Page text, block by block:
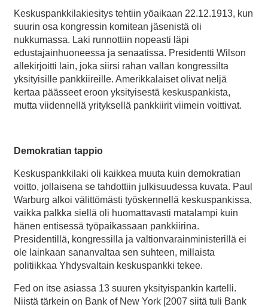
Keskuspankkilakiesitys tehtiin yöaikaan 22.12.1913, kun
suurin osa kongressin komitean jäsenistä oli
nukkumassa. Laki runnottiin nopeasti läpi
edustajainhuoneessa ja senaatissa. Presidentti Wilson
allekirjoitti lain, joka siirsi rahan vallan kongressilta
yksityisille pankkiireille. Amerikkalaiset olivat neljä
kertaa päässeet eroon yksityisestä keskuspankista,
mutta viidennellä yrityksellä pankkiirit viimein voittivat.
Demokratian tappio
Keskuspankkilaki oli kaikkea muuta kuin demokratian
voitto, jollaisena se tahdottiin julkisuudessa kuvata. Paul
Warburg alkoi välittömästi työskennellä keskuspankissa,
vaikka palkka siellä oli huomattavasti matalampi kuin
hänen entisessä työpaikassaan pankkiirina.
Presidentillä, kongressilla ja valtionvarainministerillä ei
ole lainkaan sananvaltaa sen suhteen, millaista
politiikkaa Yhdysvaltain keskuspankki tekee.
Fed on itse asiassa 13 suuren yksityispankin kartelli.
Niistä tärkein on Bank of New York [2007 siitä tuli Bank